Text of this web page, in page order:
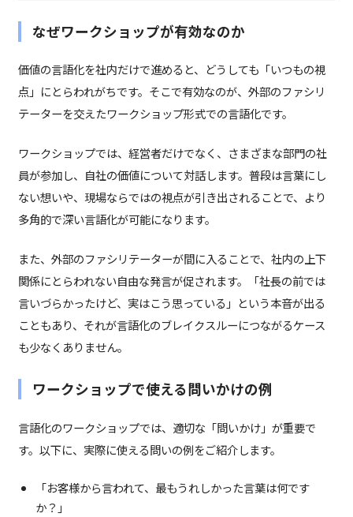
なぜワークショップが有効なのか
価値の言語化を社内だけで進めると、どうしても「いつもの視
点」にとらわれがちです。そこで有効なのが、外部のファシリ
テーターを交えたワークショップ形式での言語化です。
ワークショップでは、経営者だけでなく、さまざまな部門の社
員が参加し、自社の価値について対話します。普段は言葉にし
ない想いや、現場ならではの視点が引き出されることで、より
多角的で深い言語化が可能になります。
また、外部のファシリテーターが間に入ることで、社内の上下
関係にとらわれない自由な発言が促されます。「社長の前では
言いづらかったけど、実はこう思っている」という本音が出る
こともあり、それが言語化のブレイクスルーにつながるケース
も少なくありません。
ワークショップで使える問いかけの例
言語化のワークショップでは、適切な「問いかけ」が重要で
す。以下に、実際に使える問いの例をご紹介します。
「お客様から言われて、最もうれしかった言葉は何です
か？」